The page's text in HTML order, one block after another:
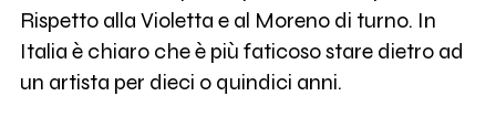
Rispetto alla Violetta e al Moreno di turno. In
Italia è chiaro che è più faticoso stare dietro ad
un artista per dieci o quindici anni.